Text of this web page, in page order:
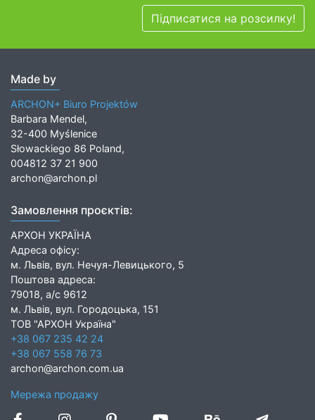
Підписатися на розсилку!
Made by
ARCHON+ Biuro Projektów
Barbara Mendel,
32-400 Myślenice
Słowackiego 86 Poland,
004812 37 21 900
archon@archon.pl
Замовлення проєктів:
АРХОН УКРАЇНА
Адреса офісу:
м. Львів, вул. Нечуя-Левицького, 5
Поштова адреса:
79018, а/с 9612
м. Львів, вул. Городоцька, 151
ТОВ "АРХОН Україна"
+38 067 235 42 24
+38 067 558 76 73
archon@archon.com.ua
Мережа продажу